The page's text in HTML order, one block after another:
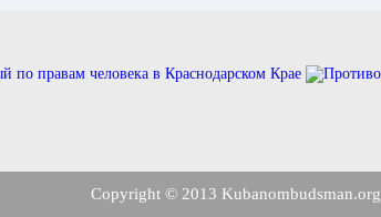
Copyright © 2013 Kubanombudsman.org